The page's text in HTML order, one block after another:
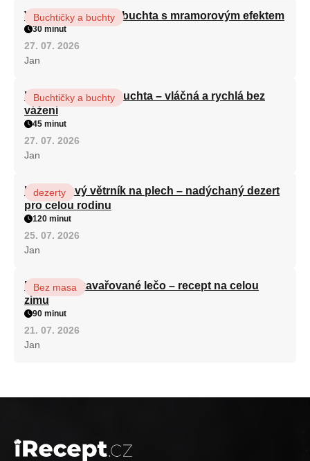
Vláčná olejová litá buchta s mramorovým efektem
Buchtičky a buchty
30 minut
27. 07. 2026
Jan
Hrnková maková buchta – vláčná a rychlá bez
vážení
Buchtičky a buchty
45 minut
27. 07. 2026
Jan
Karamelový větrník na plech – nadýchaný dezert
pro celou rodinu
dezerty
120 minut
25. 07. 2026
Jan
Babiččino zavařované lečo – recept na celou
zimu
Bez masa
90 minut
21. 07. 2026
Jan